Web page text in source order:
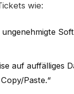
wie:
ungenehmigte
auf auffälliges
Paste.“